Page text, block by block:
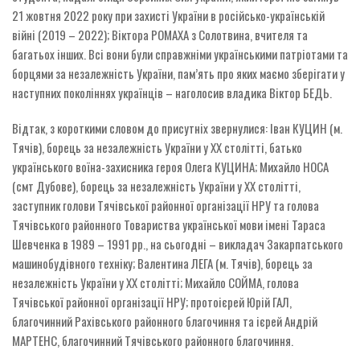
21 жовтня 2022 року при захисті України в російсько-українській
війні (2019 – 2022); Віктора РОМАХА з Солотвина, вчителя та
багатьох інших. Всі вони були справжніми українськими патріотами та
борцями за незалежність України, пам’ять про яких маємо зберігати у
наступних поколіннях українців – наголосив владика Віктор БЕДЬ.
Відтак, з короткими словом до присутніх звернулися: Іван КУЦИН (м.
Тячів), борець за незалежність України у ХХ столітті, батько
українського воїна-захисника героя Олега КУЦИНА; Михайло НОСА
(смт Дубове), борець за незалежність України у ХХ столітті,
заступник голови Тячівської районної організації НРУ та голова
Тячівського районного Товариства української мови імені Тараса
Шевченка в 1989 – 1991 рр., на сьогодні – викладач Закарпатського
машинобудівного техніку; Валентина ЛЕГА (м. Тячів), борець за
незалежність України у ХХ столітті; Михайло СОЙМА, голова
Тячівської районної організації НРУ; протоієрей Юрій ГАЛ,
благочинний Рахівського районного благочиння та ієрей Андрій
МАРТЕНС, благочинний Тячівського районного благочиння.